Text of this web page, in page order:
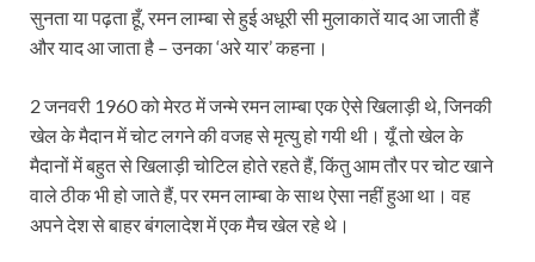
सुनता या पढ़ता हूँ, रमन लाम्बा से हुई अधूरी सी मुलाकातें याद आ जाती हैं
और याद आ जाता है – उनका ‘अरे यार’ कहना।
2 जनवरी 1960 को मेरठ में जन्मे रमन लाम्बा एक ऐसे खिलाड़ी थे, जिनकी
खेल के मैदान में चोट लगने की वजह से मृत्यु हो गयी थी। यूँ तो खेल के
मैदानों में बहुत से खिलाड़ी चोटिल होते रहते हैं, किंतु आम तौर पर चोट खाने
वाले ठीक भी हो जाते हैं, पर रमन लाम्बा के साथ ऐसा नहीं हुआ था। वह
अपने देश से बाहर बंगलादेश में एक मैच खेल रहे थे।